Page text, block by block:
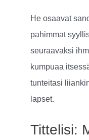
He osaavat
pahimmat
seuraavaksi
kumpuaa
tunteitasi
lapset.
Tittelisi: